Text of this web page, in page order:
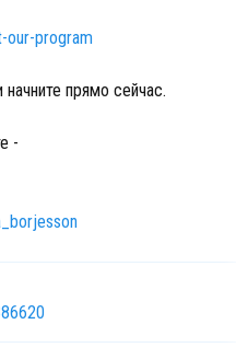
our-program
прямо сейчас.
-